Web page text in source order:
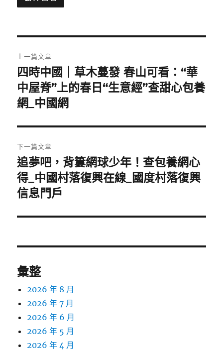
章
導
覽
上一篇文章
上
一
篇
章:
四時中國｜草木蔓發 春山可看：“華
中屋脊”上的春日“生意經”查甜心包養
網_中國網
下一篇文章
下
一
篇
章:
追夢吧，背簍網球少年！查包養網心
得_中國村落復興在線_國度村落復興
信息門戶
彙整
2026 年 8 月
2026 年 7 月
2026 年 6 月
2026 年 5 月
2026 年 4 月